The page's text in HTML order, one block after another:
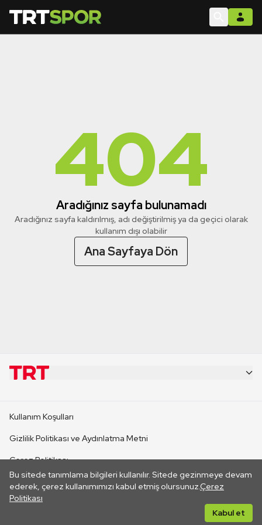
404
Aradığınız sayfa bulunamadı
Aradığınız sayfa kaldırılmış, adı değiştirilmiş ya da geçici olarak
kullanım dışı olabilir
Ana Sayfaya Dön
Bu sitede tanımlama bilgileri kullanılır. Sitede gezinmeye devam
ederek, çerez kullanımımızı kabul etmiş olursunuz.Çerez
Politikası
Kabul et
CANLI YAYINLAR
Kullanım Koşulları
Gizlilik Politikası ve Aydınlatma Metni
Çerez Politikası
İletişim
Her hakkı saklıdır. ©2026 TRT. Bağlantı yoluyla gidilen dış